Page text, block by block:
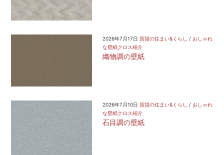
2026年7月17日 賃貸の住まい&くらし / おしゃれ
な壁紙クロス紹介
織物調の壁紙
2026年7月10日 賃貸の住まい&くらし / おしゃれ
な壁紙クロス紹介
石目調の壁紙